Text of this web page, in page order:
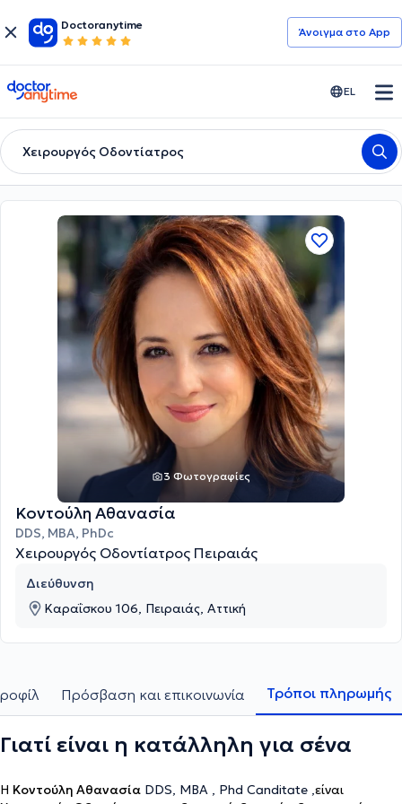
Doctoranytime
Άνοιγμα στο App
doctoranytime EL
Χειρουργός Οδοντίατρος
3 Φωτογραφίες
Κοντούλη Αθανασία
DDS, MBA, PhDc
Χειρουργός Οδοντίατρος Πειραιάς
Διεύθυνση
Καραΐσκου 106, Πειραιάς, Αττική
Πρόσβαση και επικοινωνία Τρόποι πληρωμής
Γιατί είναι η κατάλληλη για σένα
Η Κοντούλη Αθανασία DDS, MBA , Phd Canditate ,είναι